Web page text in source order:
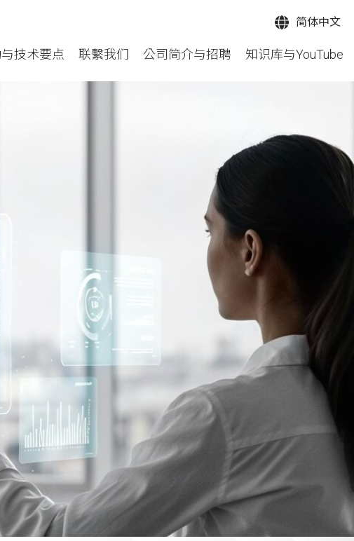
技术要点 联繫我们 公司简介与招聘 知识库与YouTube
简体中文